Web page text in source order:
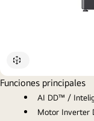
Funciones principales
AI DD™ /
Motor Inverter